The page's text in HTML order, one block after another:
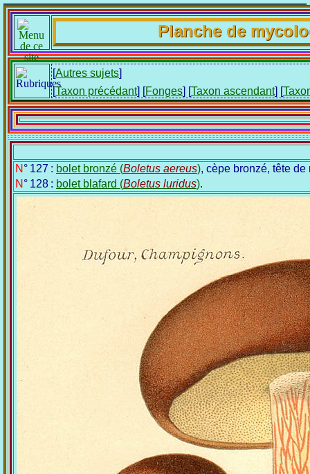
Planche de
[Autres sujets]
[Taxon précédant] [Fonges] [Taxon ascendant] [
N° 127 : bolet bronzé (Boletus aereus), cèpe bronzé, tête de
N° 128 : bolet blafard (Boletus luridus).